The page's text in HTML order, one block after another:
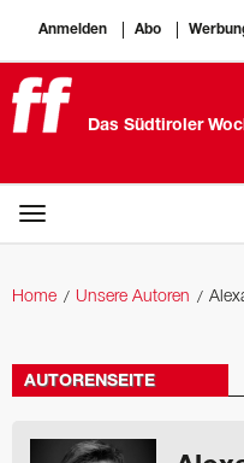
Anmelden Abo
Das Südtiroler
Home Unsere Autoren
AUTORENSEITE